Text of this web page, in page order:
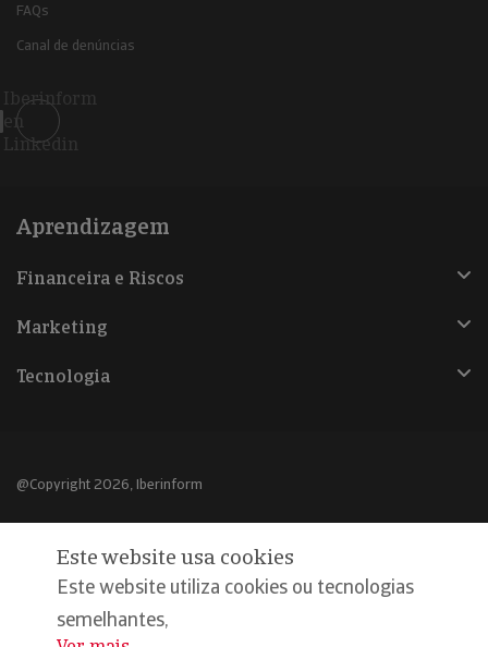
FAQs
Canal de denúncias
Iberinform
en
Linkedin
Aprendizagem
Financeira e Riscos
Marketing
Tecnologia
@Copyright 2026, Iberinform
Declaração de privacidade
Este website usa cookies
Este website utiliza cookies ou tecnologias
semelhantes,